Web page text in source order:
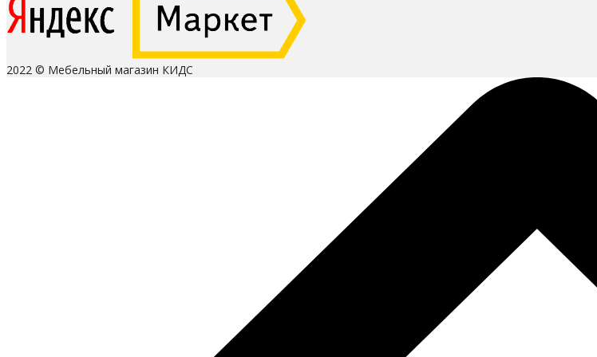
2022 © Мебельный магазин КИДС